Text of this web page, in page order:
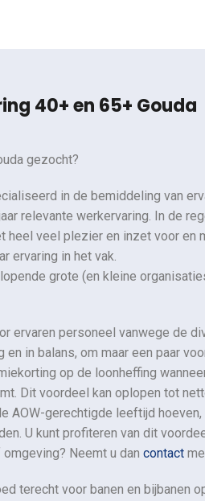
40+ en 65+ Gouda
gezocht?
in de bemiddeling van
relevante werkervaring. In de
heel veel plezier en inzet voor en
ervaring in het vak.
grote (en kleine
ervaren personeel vanwege de
en in balans, om maar een paar
op de loonheffing
Dit voordeel kan oplopen tot
AOW-gerechtigde leeftijd
U kunt profiteren van dit
omgeving? Neemt u dancontact
terecht voor banen en bijbanen